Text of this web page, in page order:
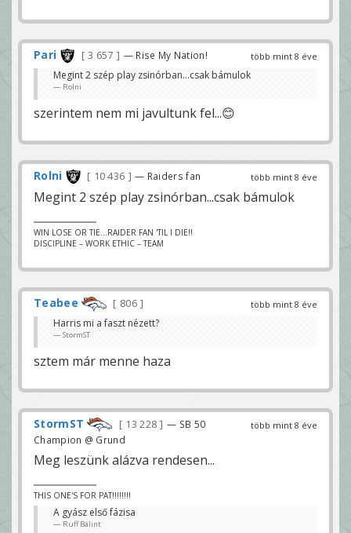
több mint 8 éve
Pari 3 657 — Rise My Nation!
Megint 2 szép play zsinórban...csak bámulok
Rolni
szerintem nem mi javultunk fel...😊
több mint 8 éve
Rolni 10 436 — Raiders fan
Megint 2 szép play zsinórban...csak bámulok
WIN LOSE OR TIE...RAIDER FAN 'TIL I DIE!!
DISCIPLINE – WORK ETHIC – TEAM
több mint 8 éve
Teabee
806
Harris mi a faszt nézett?
StormST
sztem már menne haza
több mint 8 éve
StormST 13 228
— SB 50
Champion @ Grund
Meg leszünk alázva rendesen...
THIS ONE'S FOR PAT!!!!!!!!
A gyász első fázisa
Ruff Bálint